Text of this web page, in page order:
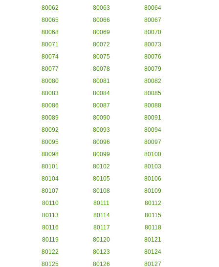
80062
80063
80064
80065
80066
80067
80068
80069
80070
80071
80072
80073
80074
80075
80076
80077
80078
80079
80080
80081
80082
80083
80084
80085
80086
80087
80088
80089
80090
80091
80092
80093
80094
80095
80096
80097
80098
80099
80100
80101
80102
80103
80104
80105
80106
80107
80108
80109
80110
80111
80112
80113
80114
80115
80116
80117
80118
80119
80120
80121
80122
80123
80124
80125
80126 80127